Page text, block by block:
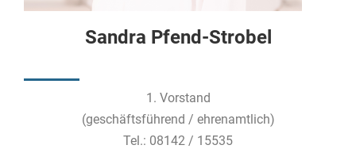
Sandra Pfend-Strobel
1. Vorstand
(geschäftsführend / ehrenamtlich)
Tel.: 08142 / 15535